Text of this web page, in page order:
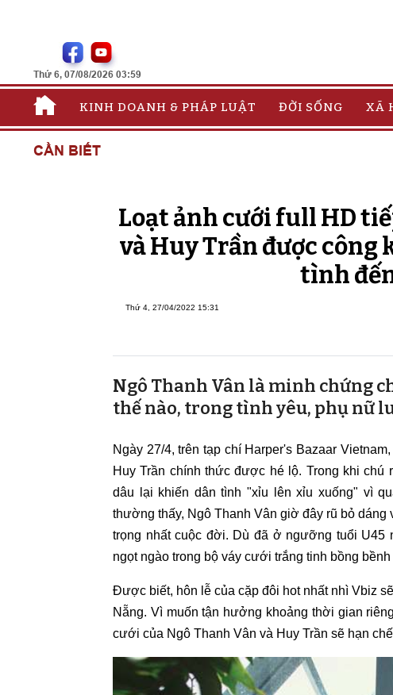
Thứ 6, 07/08/2026 03:59
KINH DOANH & PHÁP LUẬT ĐỜI SỐNG XÃ
CẦN BIẾT
Loạt ảnh cưới full HD
và Huy Trần được
tình
Thứ 4, 27/04/2022 15:31
Ngô Thanh Vân là minh chứng
thế nào, trong tình yêu, phụ nữ
Ngày 27/4, trên tạp chí Harper's Bazaar
Huy Trần chính thức được hé lộ. Trong khi chú
dâu lại khiến dân tình "xỉu lên xỉu xuống" vì
thường thấy, Ngô Thanh Vân giờ đây rũ bỏ
trọng nhất cuộc đời. Dù đã ở ngưỡng tuổi U45
ngọt ngào trong bộ váy cưới trắng tinh bồng
Được biết, hôn lễ của cặp đôi hot nhất nhì Vbiz
Nẵng. Vì muốn tận hưởng khoảng thời gian
cưới của Ngô Thanh Vân và Huy Trần sẽ hạn